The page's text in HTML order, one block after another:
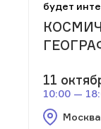
будет
11
10:00 —
Москва